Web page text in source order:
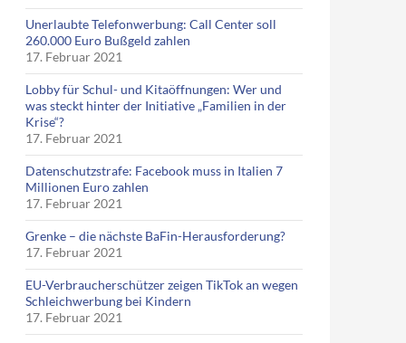
Unerlaubte Telefonwerbung: Call Center soll
260.000 Euro Bußgeld zahlen
17. Februar 2021
Lobby für Schul- und Kitaöffnungen: Wer und
was steckt hinter der Initiative „Familien in der
Krise“?
17. Februar 2021
Datenschutzstrafe: Facebook muss in Italien 7
Millionen Euro zahlen
17. Februar 2021
Grenke – die nächste BaFin-Herausforderung?
17. Februar 2021
EU-Verbraucherschützer zeigen TikTok an wegen
Schleichwerbung bei Kindern
17. Februar 2021